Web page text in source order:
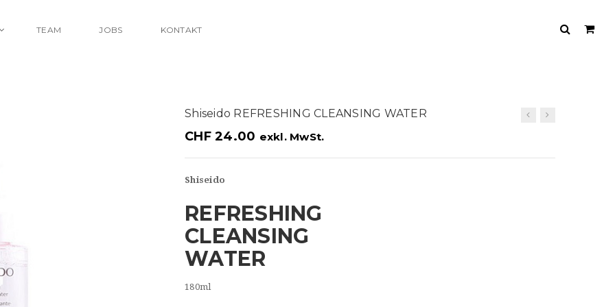
TEAM JOBS KONTAKT
Shiseido REFRESHING CLEANSING WATER
CHF24.00 exkl. MwSt.
Shiseido
REFRESHING
CLEANSING
WATER
180ml